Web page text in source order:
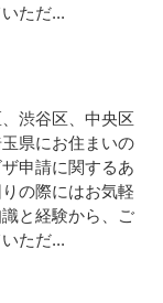
ただ...
渋谷区、中央区
県にお住まいの
申請に関するあ
の際にはお気軽
と経験から、ご
ただ...